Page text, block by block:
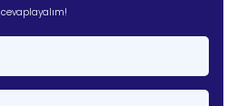
cevaplayalım!